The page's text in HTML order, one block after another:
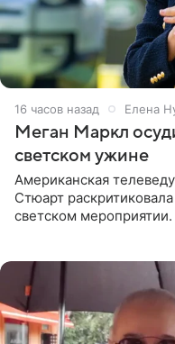
16 часов назад Елена
Меган Маркл
светском ужине
Американская
Стюарт
светском